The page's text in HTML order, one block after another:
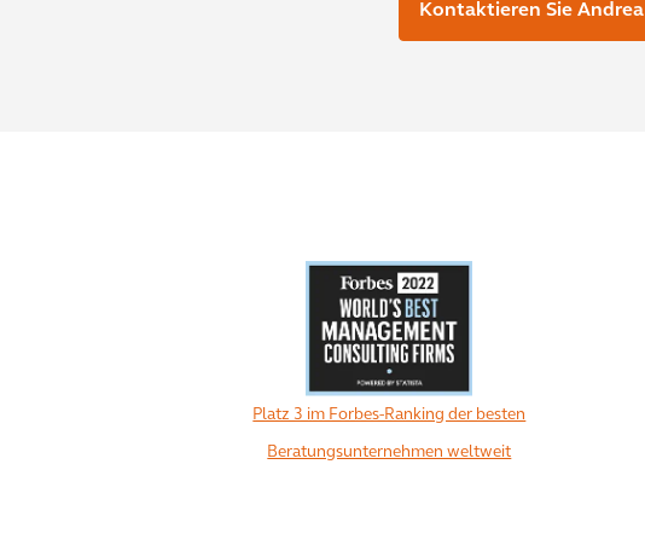
Kontaktieren Sie Andrea
Platz 3 im Forbes-Ranking der besten
Beratungsunternehmen weltweit